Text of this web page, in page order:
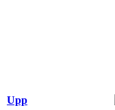
Upp